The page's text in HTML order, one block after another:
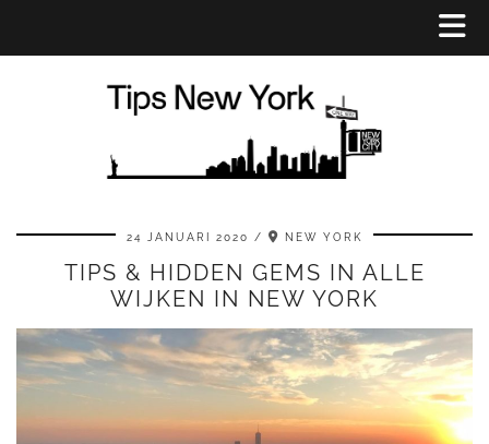
24 JANUARI 2020 NEW YORK
TIPS & HIDDEN GEMS IN ALLE
WIJKEN IN NEW YORK